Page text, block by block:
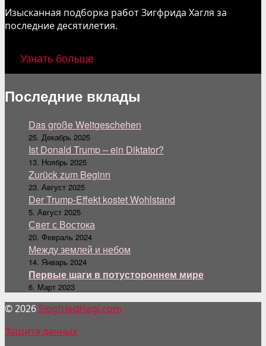
Изысканная подборка работ Зигфрида Хагля за
последние десятилетия.
Узнать больше
Последние вклады
Das große Weltgeschehen
25. Декабрь 2025
Ist Donald Trump – ein Diktator?
13. Ноябрь 2025
Zurück zum Beginn
23. Август 2025
Der Trump-Effekt kostet Wohlstand
5. Август 2025
Свет с Востока
20. Февраль 2024
Между землей и небом
14. Январь 2024
Первые шаги в потустороннем мире
6. Март 2023
© 2026 SiegfriedHagl.com
Защита данных